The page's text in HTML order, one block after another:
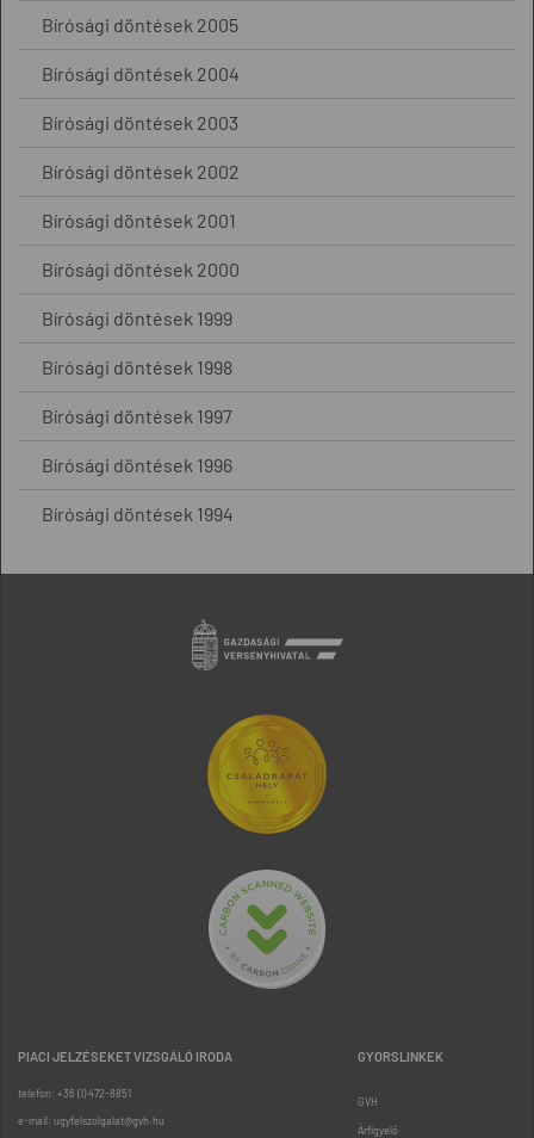
Bírósági döntések 2005
Bírósági döntések 2004
Bírósági döntések 2003
Bírósági döntések 2002
Bírósági döntések 2001
Bírósági döntések 2000
Bírósági döntések 1999
Bírósági döntések 1998
Bírósági döntések 1997
Bírósági döntések 1996
Bírósági döntések 1994
PIACI JELZÉSEKET VIZSGÁLÓ IRODA
telefon: +36 (1) 472-8851
e-mail: ugyfelszolgalat@gvh.hu
GYORSLINKEK
GVH
Árfigyelő